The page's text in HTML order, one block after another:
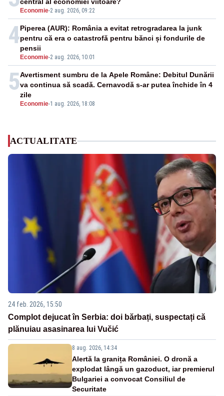
Economie-2 aug. 2026, 09:22
4
Economie-2 aug. 2026, 10:01
Piperea (AUR): România a evitat retrogradarea la junk
pentru că era o catastrofă pentru bănci și fondurile de
pensii
5
Economie-1 aug. 2026, 18:08
Avertisment sumbru de la Apele Române: Debitul Dunării
va continua să scadă. Cernavodă s-ar putea închide în 4
zile
ACTUALITATE
24 feb. 2026, 15:50
Complot dejucat în Serbia: doi bărbați, suspectați că
plănuiau asasinarea lui Vučić
8 aug. 2026, 14:34
Alertă la granița României. O dronă a
explodat lângă un gazoduct, iar premierul
Bulgariei a convocat Consiliul de
Securitate